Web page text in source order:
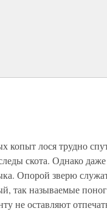
лося трудно
скота. Однако
Опорой зверю
так называемые
не оставляют